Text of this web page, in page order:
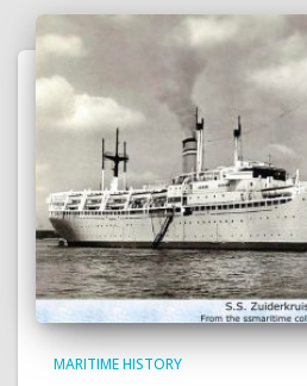
MARITIME HISTORY